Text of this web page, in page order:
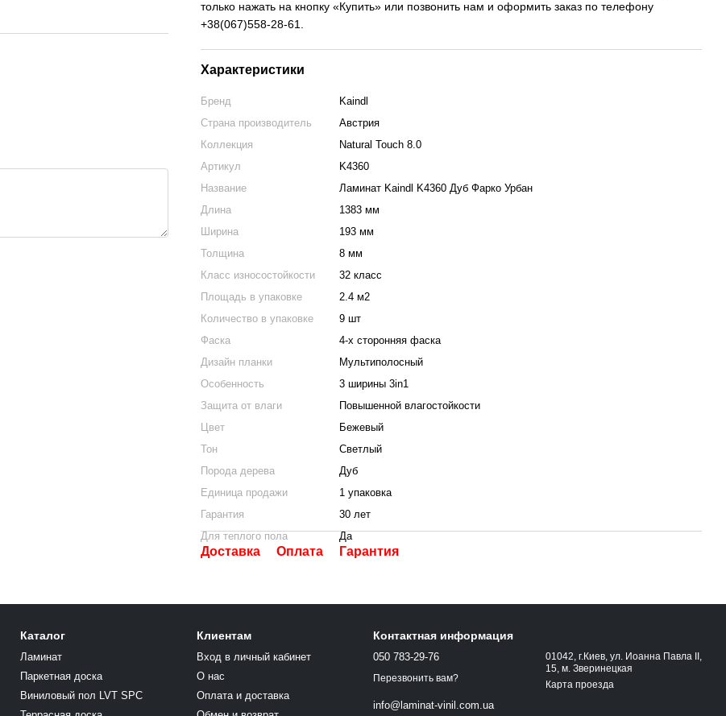
только нажать на кнопку «Купить» или позвонить нам и оформить заказ по телефону
+38(067)558-28-61.
Характеристики
Бренд
Kaindl
Страна производитель
Австрия
Коллекция
Natural Touch 8.0
Артикул
K4360
Название
Ламинат Kaindl K4360 Дуб Фарко Урбан
Длина
1383 мм
Ширина
193 мм
Толщина
8 мм
Класс износостойкости
32 класс
Площадь в упаковке
2.4 м2
Количество в упаковке
9 шт
Фаска
4-х сторонняя фаска
Дизайн планки
Мультиполосный
Особенность
3 ширины 3in1
Защита от влаги
Повышенной влагостойкости
Цвет
Бежевый
Тон
Светлый
Порода дерева
Дуб
Единица продажи
1 упаковка
Гарантия
30 лет
Для теплого пола
Да
Доставка Оплата Гарантия
Каталог
Ламинат
Паркетная доска
Виниловый пол LVT SPC
Клиентам
Вход в личный кабинет
О нас
Оплата и доставка
Контактная информация
050 783-29-76
Перезвонить вам?
info@laminat-vinil.com.ua
01042, г.Киев, ул. Иоанна Павла ІІ,
15, м. Зверинецкая
Карта проезда